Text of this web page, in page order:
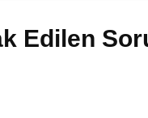
Edilen